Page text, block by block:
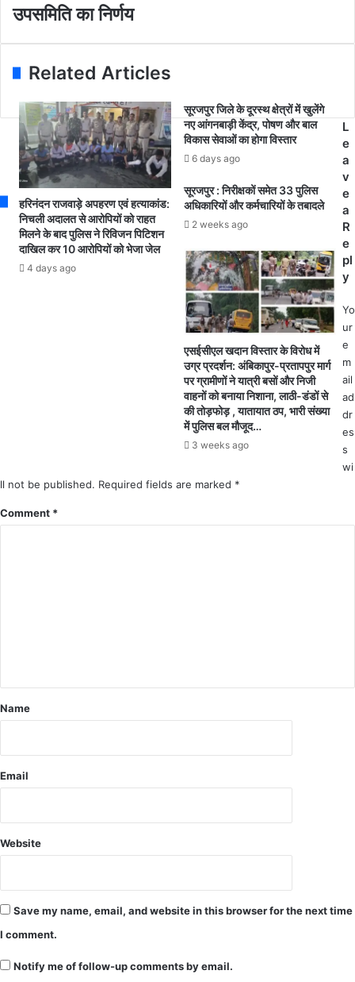
a
l
a
d
r
:
ध
प
टा
खा
फै
क्ट
री
लि
स
का
श
दि
र
से
हो
गी
धा
ख
री
दी
का
र्ण
उपसमिति का निर्णय
Related Articles
हरिनंदन राजवाड़े अपहरण एवं हत्याकांड:
निचली अदालत से आरोपियों को राहत
मिलने के बाद पुलिस ने रिविजन पिटिशन
दाखिल कर 10 आरोपियों को भेजा जेल
4 days ago
सूरजपुर जिले के दूरस्थ क्षेत्रों में खुलेंगे
नए आंगनबाड़ी केंद्र, पोषण और बाल
विकास सेवाओं का होगा विस्तार
6 days ago
सूरजपुर : निरीक्षकों समेत 33 पुलिस
अधिकारियों और कर्मचारियों के तबादले
2 weeks ago
एसईसीएल खदान विस्तार के विरोध में
उग्र प्रदर्शन: अंबिकापुर-प्रतापपुर मार्ग
पर ग्रामीणों ने यात्री बसों और निजी
वाहनों को बनाया निशाना, लाठी-डंडों से
की तोड़फोड़ , यातायात ठप, भारी संख्या
में पुलिस बल मौजूद…
3 weeks ago
L
e
a
v
e
a
R
e
pl
y
Yo
ur
e
m
ail
ad
dr
es
s
wi
ll not be published. Required fields are marked *
Comment *
Name
Email
Website
Save my name, email, and website in this browser for the next time
I comment.
Notify me of follow-up comments by email.